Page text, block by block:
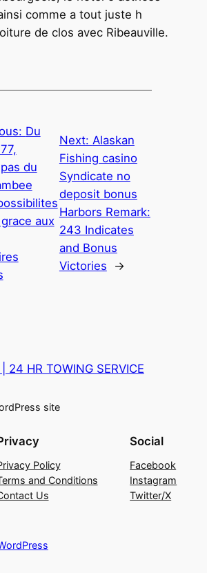
comme a tout juste h
de clos avec Ribeauville.
Du
du
aux
Next: Alaskan
Fishing casino
Syndicate no
deposit bonus
Harbors Remark:
243 Indicates
and Bonus
Victories
→
24 HR TOWING SERVICE
site
Policy
and Conditions
Us
Social
Facebook
Instagram
Twitter/X